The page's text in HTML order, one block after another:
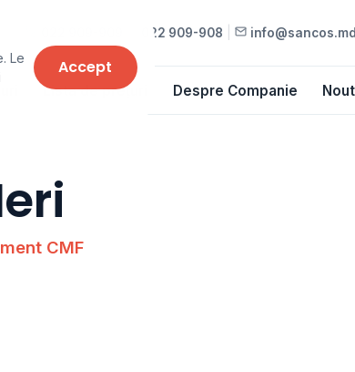
022 909-908
Lista de prețuri Despre Companie
CMF
Le
Accept